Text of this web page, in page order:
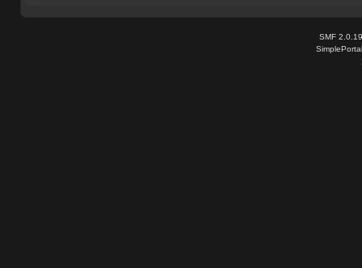
SMF 2.0.19